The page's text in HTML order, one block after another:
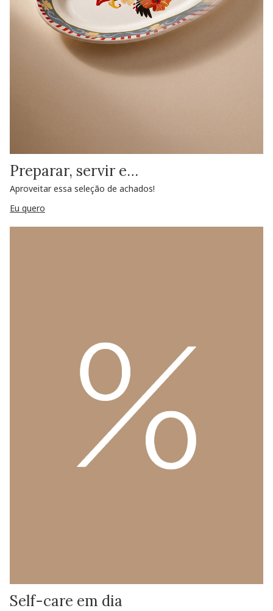
Preparar, servir e…
Aproveitar essa seleção de achados!
Eu quero
Self-care em dia